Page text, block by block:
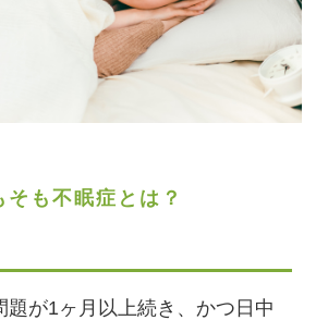
そも不眠症とは？
題が1ヶ月以上続き、かつ日中